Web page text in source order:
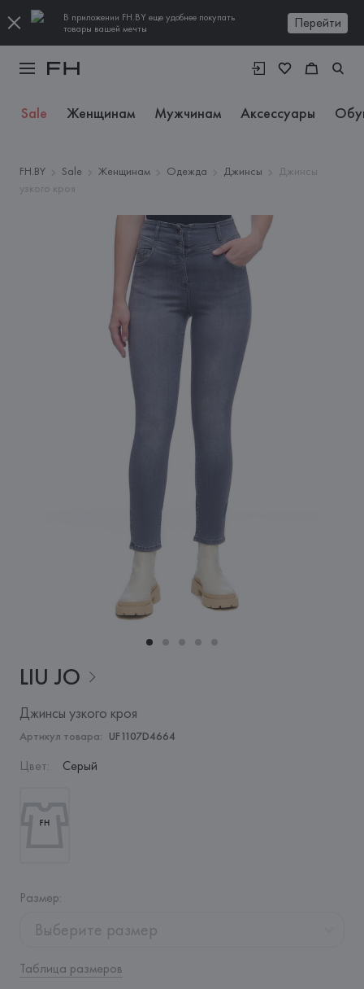
В приложении FH.BY еще удобнее покупать
товары вашей мечты
Перейти
Sale Женщинам Мужчинам Аксессуары
FH.BY Sale Женщинам Одежда Джинсы
Джинсы
узкого кроя
LIU JO
Джинсы узкого кроя
Артикул товара: UF1107D4664
Цвет: Серый
Размер:
Выберите размер
Таблица размеров